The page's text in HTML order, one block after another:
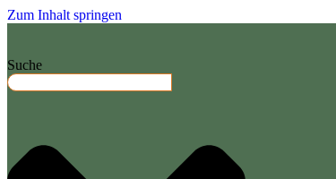
Zum Inhalt springen
Suche